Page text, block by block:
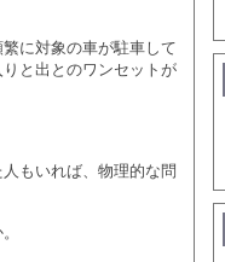
に対象の車が駐車して
と出とのワンセットが
もいれば、物理的な問